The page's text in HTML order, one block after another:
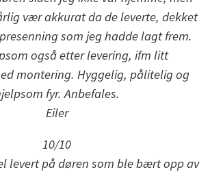
vær akkurat da de leverte, dekket
som jeg hadde lagt frem.
også etter levering, ifm litt
montering. Hyggelig, pålitelig og
fyr. Anbefales.
Eiler
10/10
levert på døren som ble bært opp av